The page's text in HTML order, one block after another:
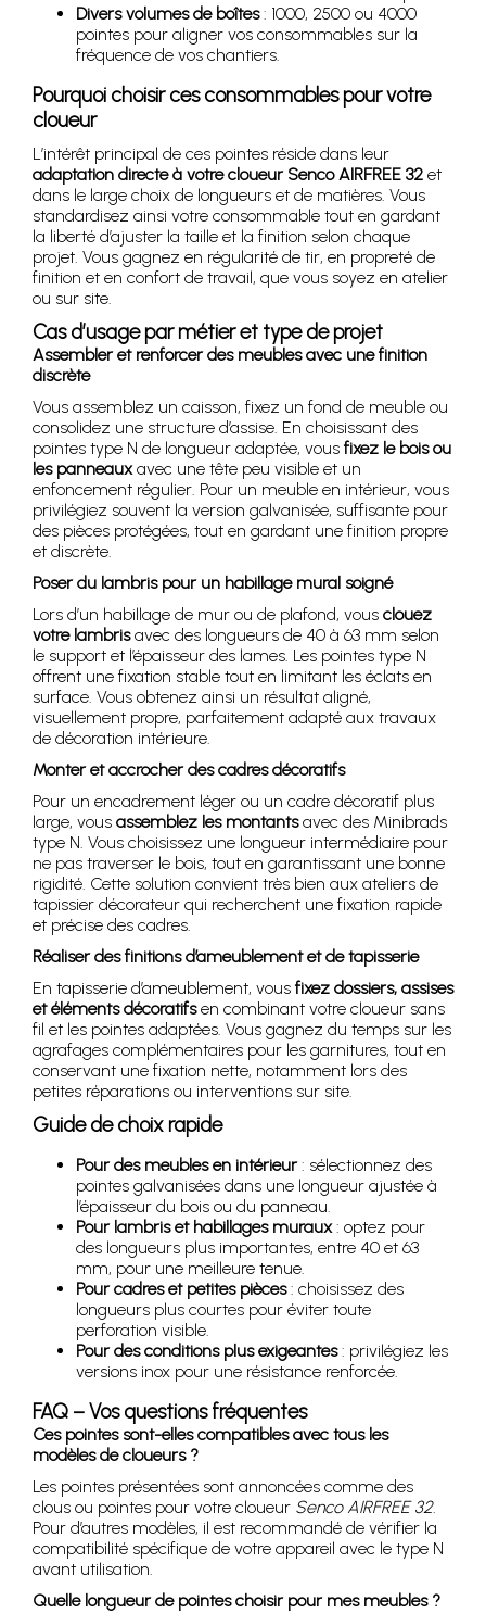
Divers volumes de boîtes: 1000, 2500 ou 4000
pointes pour aligner vos consommables sur la
fréquence de vos chantiers.
Pourquoi choisir ces consommables pour votre
cloueur
L’intérêt principal de ces pointes réside dans leur
adaptation directe à votre cloueur Senco AIRFREE 32 et
dans le large choix de longueurs et de matières. Vous
standardisez ainsi votre consommable tout en gardant
la liberté d’ajuster la taille et la finition selon chaque
projet. Vous gagnez en régularité de tir, en propreté de
finition et en confort de travail, que vous soyez en atelier
ou sur site.
Cas d’usage par métier et type de projet
Assembler et renforcer des meubles avec une finition
discrète
Vous assemblez un caisson, fixez un fond de meuble ou
consolidez une structure d’assise. En choisissant des
pointes type N de longueur adaptée, vous fixez le bois ou
les panneauxavec une tête peu visible et un
enfoncement régulier. Pour un meuble en intérieur, vous
privilégiez souvent la version galvanisée, suffisante pour
des pièces protégées, tout en gardant une finition propre
et discrète.
Poser du lambris pour un habillage mural soigné
Lors d’un habillage de mur ou de plafond, vous clouez
votre lambrisavec des longueurs de 40 à 63 mm selon
le support et l’épaisseur des lames. Les pointes type N
offrent une fixation stable tout en limitant les éclats en
surface. Vous obtenez ainsi un résultat aligné,
visuellement propre, parfaitement adapté aux travaux
de décoration intérieure.
Monter et accrocher des cadres décoratifs
Pour un encadrement léger ou un cadre décoratif plus
large, vous assemblez les montantsavec des Minibrads
type N. Vous choisissez une longueur intermédiaire pour
ne pas traverser le bois, tout en garantissant une bonne
rigidité. Cette solution convient très bien aux ateliers de
tapissier décorateur qui recherchent une fixation rapide
et précise des cadres.
Réaliser des finitions d’ameublement et de tapisserie
En tapisserie d’ameublement, vous fixez dossiers, assises
et éléments décoratifsen combinant votre cloueur sans
fil et les pointes adaptées. Vous gagnez du temps sur les
agrafages complémentaires pour les garnitures, tout en
conservant une fixation nette, notamment lors des
petites réparations ou interventions sur site.
Guide de choix rapide
Pour des meubles en intérieur: sélectionnez des
pointes galvanisées dans une longueur ajustée à
l’épaisseur du bois ou du panneau.
Pour lambris et habillages muraux: optez pour
des longueurs plus importantes, entre 40 et 63
mm, pour une meilleure tenue.
Pour cadres et petites pièces: choisissez des
longueurs plus courtes pour éviter toute
perforation visible.
Pour des conditions plus exigeantes: privilégiez les
versions inox pour une résistance renforcée.
FAQ – Vos questions fréquentes
Ces pointes sont-elles compatibles avec tous les
modèles de cloueurs ?
Les pointes présentées sont annoncées comme des
clous ou pointes pour votre cloueur Senco AIRFREE 32.
Pour d’autres modèles, il est recommandé de vérifier la
compatibilité spécifique de votre appareil avec le type N
avant utilisation.
Quelle longueur de pointes choisir pour mes meubles ?